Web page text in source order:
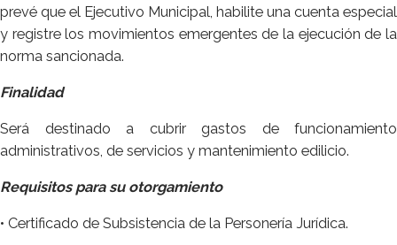
prevé que el Ejecutivo Municipal, habilite una cuenta especial
y registre los movimientos emergentes de la ejecución de la
norma sancionada.
Finalidad
Será destinado a cubrir gastos de funcionamiento
administrativos, de servicios y mantenimiento edilicio.
Requisitos para su otorgamiento
• Certificado de Subsistencia de la Personería Jurídica.